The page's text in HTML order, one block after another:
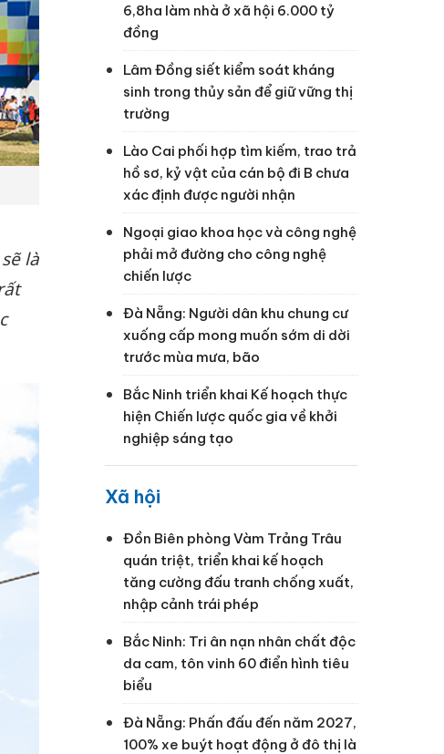
là
6,8ha làm nhà ở xã hội 6.000 tỷ
đồng
Lâm Đồng siết kiểm soát kháng
sinh trong thủy sản để giữ vững thị
trường
Lào Cai phối hợp tìm kiếm, trao trả
hồ sơ, kỷ vật của cán bộ đi B chưa
xác định được người nhận
Ngoại giao khoa học và công nghệ
phải mở đường cho công nghệ
chiến lược
Đà Nẵng: Người dân khu chung cư
xuống cấp mong muốn sớm di dời
trước mùa mưa, bão
Bắc Ninh triển khai Kế hoạch thực
hiện Chiến lược quốc gia về khởi
nghiệp sáng tạo
Xã hội
Đồn Biên phòng Vàm Trảng Trâu
quán triệt, triển khai kế hoạch
tăng cường đấu tranh chống xuất,
nhập cảnh trái phép
Bắc Ninh: Tri ân nạn nhân chất độc
da cam, tôn vinh 60 điển hình tiêu
biểu
Đà Nẵng: Phấn đấu đến năm 2027,
100% xe buýt hoạt động ở đô thị là